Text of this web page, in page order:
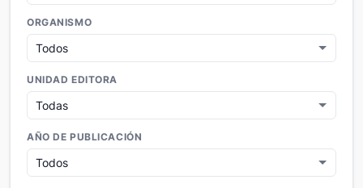
ORGANISMO
UNIDAD EDITORA
AÑO DE PUBLICACIÓN